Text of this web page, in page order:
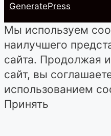
GeneratePress
Мы используем
наилучшего
сайта. Продолжая
сайт, вы
использованием
Принять